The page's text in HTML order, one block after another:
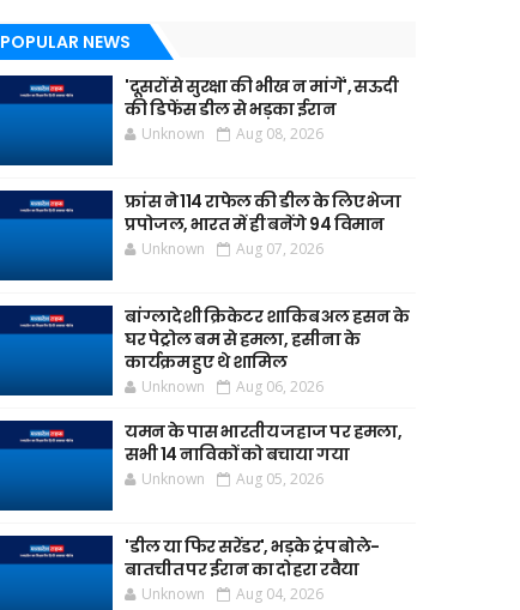
POPULAR NEWS
'दूसरों से सुरक्षा की भीख न मांगें', सऊदी
की डिफेंस डील से भड़का ईरान
Unknown Aug 08, 2026
फ्रांस ने 114 राफेल की डील के लिए भेजा
प्रपोजल, भारत में ही बनेंगे 94 विमान
Unknown Aug 07, 2026
बांग्लादेशी क्रिकेटर शाकिब अल हसन के
घर पेट्रोल बम से हमला, हसीना के
कार्यक्रम हुए थे शामिल
Unknown Aug 06, 2026
यमन के पास भारतीय जहाज पर हमला,
सभी 14 नाविकों को बचाया गया
Unknown Aug 05, 2026
'डील या फिर सरेंडर', भड़के ट्रंप बोले-
बातचीत पर ईरान का दोहरा रवैया
Unknown Aug 04, 2026